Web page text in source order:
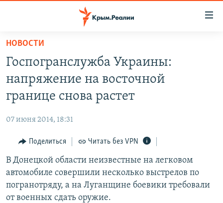
Вернуться
основному
содержанию
Вернутся
главной
Вернутся
поиску
СПЕЦПРОЕКТЫ
11 ЛЕТ ОККУПАЦИИ КРЫМА. 11 ИСТОРИЙ СОПРОТИВЛЕНИЯ
ВОДА
ЕЩЕ
ИНТЕРАКТИВ
ИНФОГРАФИКА
ТЕЛЕПРОЕКТ КРЫМ.РЕАЛИИ
СОВЕТЫ ПРАВОЗАЩИТНИКОВ
РАДІО СВОБОДА
КАК ОБОЙТИ БЛОКИРОВКУ
Українською
НОВОСТИ
Госпогранслужба Украины:
напряжение на восточной
границе снова растет
07 июня 2014, 18:31
Поделиться Читать без VPN
В Донецкой области неизвестные на легковом
автомобиле совершили несколько выстрелов по
погранотряду, а на Луганщине боевики требовали
от военных сдать оружие.